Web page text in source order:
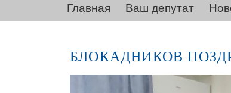
Главная Ваш депутат
БЛОКАДНИКОВ